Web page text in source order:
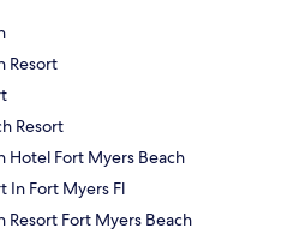
Resort
Resort
Hotel Fort Myers Beach
In Fort Myers Fl
Resort Fort Myers Beach